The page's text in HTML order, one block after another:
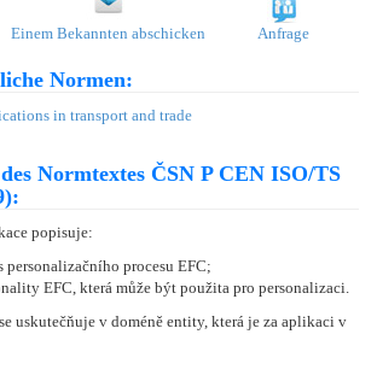
Einem Bekannten abschicken Anfrage
Normen:
in transport and trade
Normtextes ČSN P CEN ISO/TS
popisuje:
procesu EFC;
EFC, která může být použita pro personalizaci.
uskutečňuje v doméně entity, která je za aplikaci v